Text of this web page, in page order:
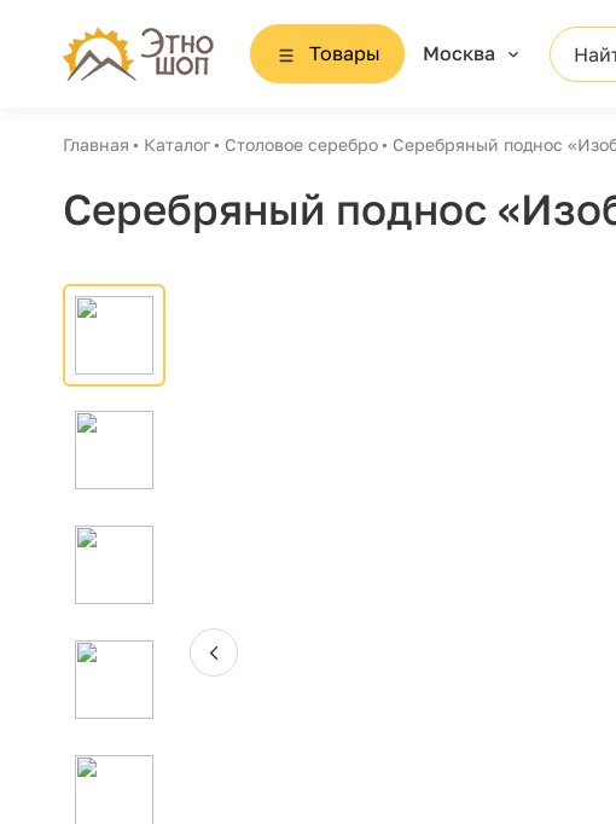
Товары Москва
Главная Каталог Столовое серебро Серебряный поднос
Серебряный поднос